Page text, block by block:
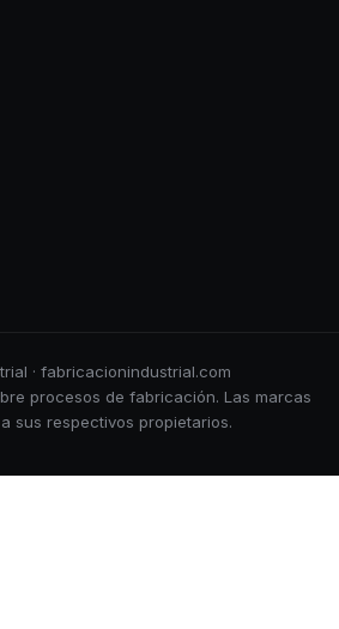
· fabricacionindustrial.com
procesos de fabricación. Las marcas
sus respectivos propietarios.